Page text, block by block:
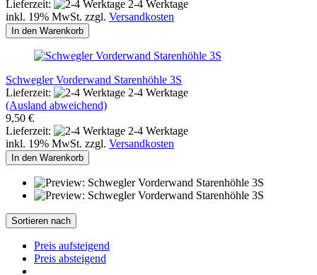
Lieferzeit:
2-4 Werktage
inkl. 19% MwSt. zzgl. Versandkosten
In den Warenkorb
Schwegler Vorderwand Starenhöhle 3S
Lieferzeit:
2-4 Werktage
(Ausland abweichend)
9,50 €
Lieferzeit:
2-4 Werktage
inkl. 19% MwSt. zzgl. Versandkosten
In den Warenkorb
Sortieren nach
Preis aufsteigend
Preis absteigend